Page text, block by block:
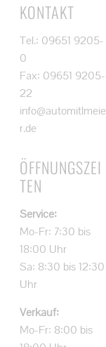
KONTAKT
Tel.: 09651 9205-
0
Fax: 09651 9205-
22
info@automitlmeie
r.de
ÖFFNUNGSZEI
TEN
Service:
Mo-Fr: 7:30 bis
18:00 Uhr
Sa: 8:30 bis 12:30
Uhr
Verkauf:
Mo-Fr: 8:00 bis